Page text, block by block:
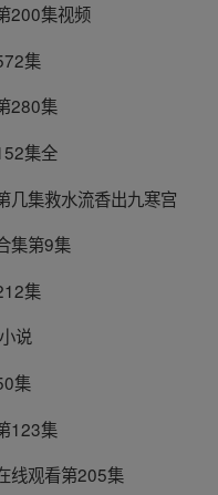
200集视频
集
280集
集全
几集救水流香出九寒宫
集第9集
集
说
集
123集
线观看第205集